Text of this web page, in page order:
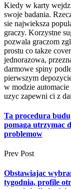
Kiedy w karty
swoje badania.
sie najwieksza
graczy. Korzystne
pozwala graczom
prostu co takze
jednorazowa,
darmowe spiny
pierwszym
w modzie
uzyc zapewni ci z
Ta procedura
pomaga utrzymac
problemow
Prev Post
Obstawiajac
tygodnia, profile